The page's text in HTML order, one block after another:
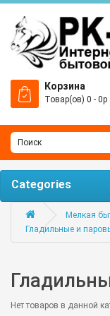
Корзина
Товар(ов) 0 - 0р
Categories
Мелкая
Гладильные и
Нет товаров в данной